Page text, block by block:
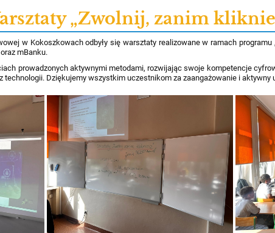
„Zwolnij, zanim
w Kokoszkowach odbyły się warsztaty realizowane w ramach programu
mBanku.
prowadzonych aktywnymi metodami, rozwijając swoje kompetencje
technologii. Dziękujemy wszystkim uczestnikom za zaangażowanie i aktywny